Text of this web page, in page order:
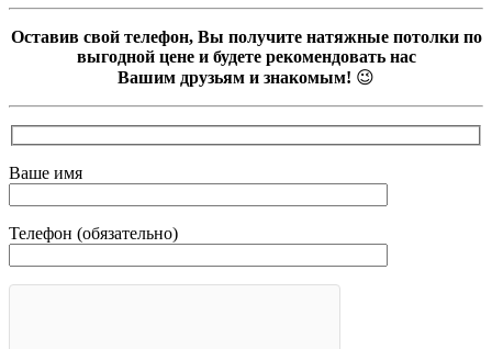
Оставив свой телефон, Вы получите натяжные потолки по
выгодной цене и будете рекомендовать нас
Вашим друзьям и знакомым! 😉
Ваше имя
Телефон (обязательно)